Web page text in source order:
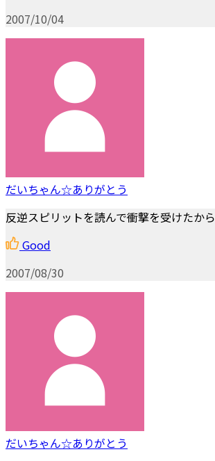
2007/10/04
だいちゃん☆ありがとう
反逆スピリットを読んで衝撃を受けたから
Good
2007/08/30
だいちゃん☆ありがとう